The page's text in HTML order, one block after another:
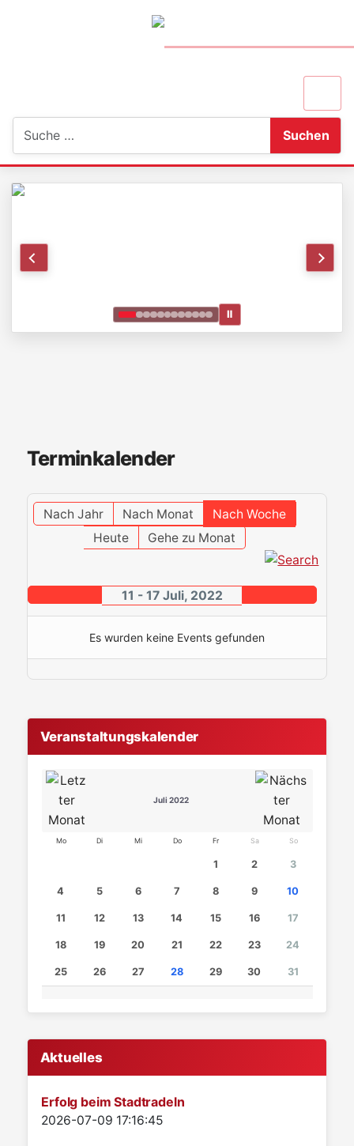
Suchen
Ⅱ
Terminkalender
Nach Jahr Nach Monat
Nach Woche
Heute
Gehe zu Monat
11 - 17 Juli, 2022
Es wurden keine Events gefunden
Veranstaltungskalender
Juli 2022
Mo Di Mi Do Fr Sa So
1 2 3
4 5 6 7 8 9 10
11 12 13 14 15 16 17
18 19 20 21 22 23 24
25 26 27 28 29 30 31
Aktuelles
Erfolg beim Stadtradeln
Details
2026-07-09 17:16:45